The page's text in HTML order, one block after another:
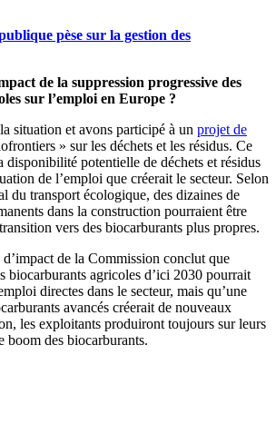
pèse sur la gestion des
de la suppression progressive des
sur l’emploi en Europe ?
situation et avons participé à un projet de
» sur les déchets et les résidus. Ce
disponibilité potentielle de déchets et résidus
de l’emploi que créerait le secteur. Selon
du transport écologique, des dizaines de
dans la construction pourraient être
vers des biocarburants plus propres.
de la Commission conclut que
biocarburants agricoles d’ici 2030 pourrait
directes dans le secteur, mais qu’une
avancés créerait de nouveaux
les exploitants produiront toujours sur leurs
boom des biocarburants.